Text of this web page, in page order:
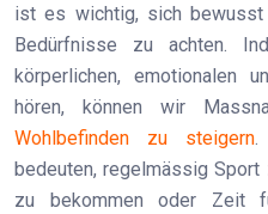
ist es wichtig, sich
Bedürfnisse zu achten.
körperlichen, emotionalen
hören, können wir
Wohlbefinden zu steigern.
bedeuten, regelmässig
zu bekommen oder Zeit